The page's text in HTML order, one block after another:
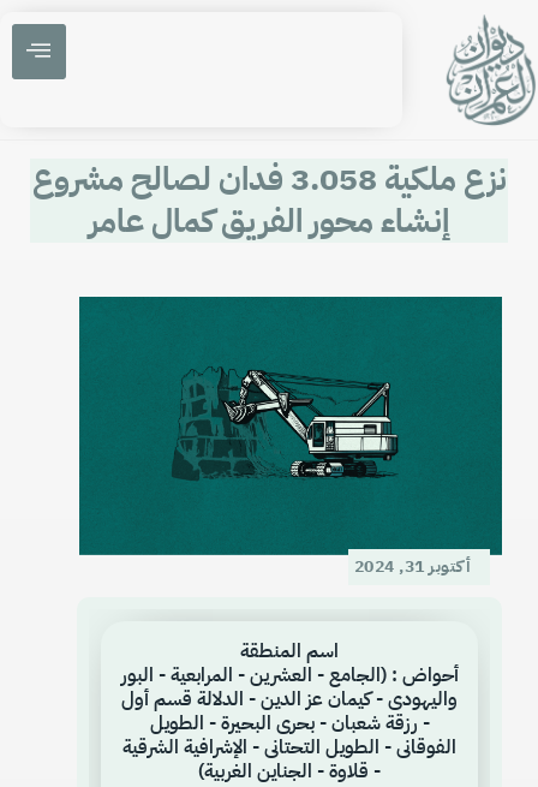
نزع ملكية 3.058 فدان لصالح مشروع
إنشاء محور الفريق كمال عامر
أكتوبر 31, 2024
اسم المنطقة
أحواض : (الجامع - العشرين - المرابعية - البور
واليهودى - كيمان عز الدين - الدلالة قسم أول
- رزقة شعبان - بحرى البحيرة - الطويل
الفوقانى - الطويل التحتانى - الإشرافية الشرقية
- قلاوة - الجناين الغربية)